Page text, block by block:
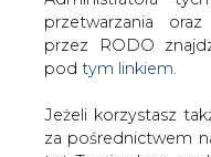
przetwarzania
wymagane przez
Prywatności pod
Dane zbierane na
być przetwarzane
podstawach.
#Materiały
Artykuł powstał bez